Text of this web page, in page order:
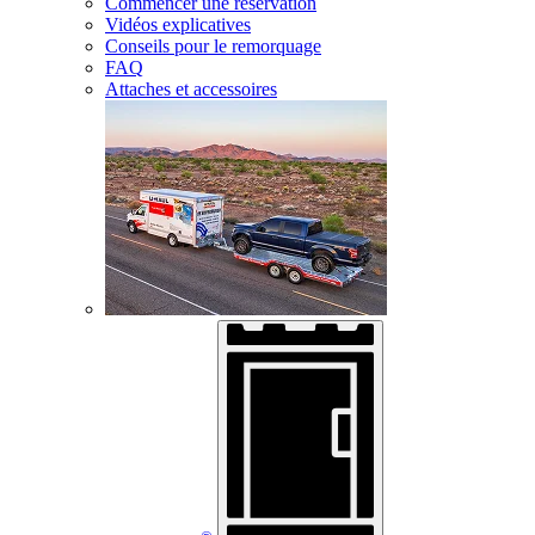
Vidéos explicatives
Conseils pour le remorquage
FAQ
Attaches et accessoires